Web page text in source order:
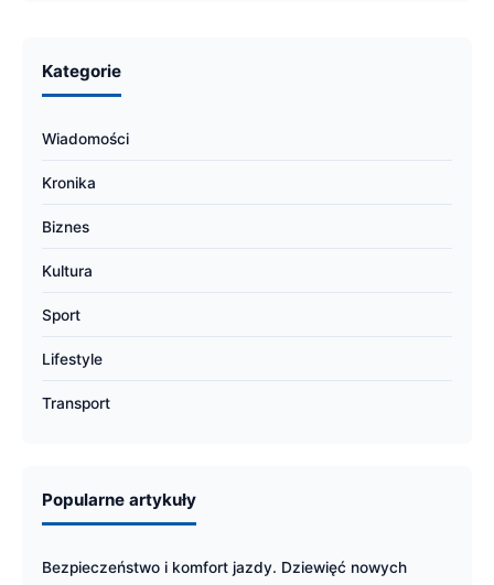
Kategorie
Wiadomości
Kronika
Biznes
Kultura
Sport
Lifestyle
Transport
Popularne artykuły
Bezpieczeństwo i komfort jazdy. Dziewięć nowych